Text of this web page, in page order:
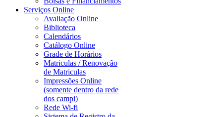
Serviços Online
Avaliação Online
Biblioteca
Calendários
Catálogo Online
Grade de Horários
Matriculas / Renovação
de Matriculas
Impressões Online
(somente dentro da rede
dos campi)
Rede Wi-fi